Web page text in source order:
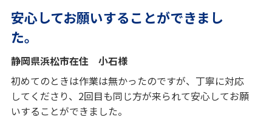
安心してお願いすることができまし
た。
静岡県浜松市在住 小石様
初めてのときは作業は無かったのですが、丁寧に対応
してくださり、2回目も同じ方が来られて安心してお願
いすることができました。